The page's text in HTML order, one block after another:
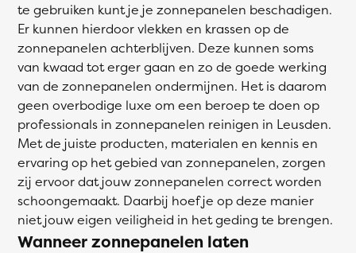
te gebruiken kunt je je zonnepanelen beschadigen.
Er kunnen hierdoor vlekken en krassen op de
zonnepanelen achterblijven. Deze kunnen soms
van kwaad tot erger gaan en zo de goede werking
van de zonnepanelen ondermijnen. Het is daarom
geen overbodige luxe om een beroep te doen op
professionals in zonnepanelen reinigen in Leusden.
Met de juiste producten, materialen en kennis en
ervaring op het gebied van zonnepanelen, zorgen
zij ervoor dat jouw zonnepanelen correct worden
schoongemaakt. Daarbij hoef je op deze manier
niet jouw eigen veiligheid in het geding te brengen.
Wanneer zonnepanelen laten